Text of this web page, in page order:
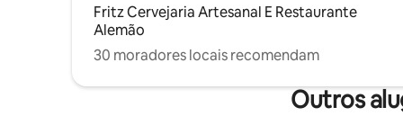
Fritz Cervejaria Artesanal E Restaurante
Alemão
30 moradores locais recomendam
Outros